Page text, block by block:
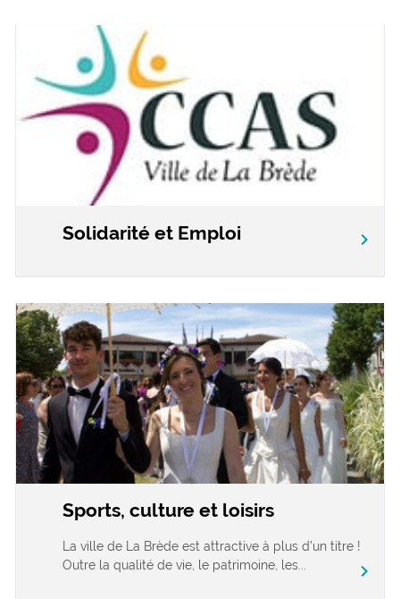
Solidarité et Emploi chevron_right
Sports, culture et loisirs
La ville de La Brède est attractive à plus d’un titre !
Outre la qualité de vie, le patrimoine, les...
chevron_right